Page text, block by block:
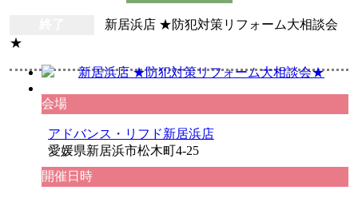
新居浜店 ★防犯対策リフォーム大相談会
★
会場
アドバンス・リフド新居浜店
愛媛県新居浜市松木町4-25
開催日時